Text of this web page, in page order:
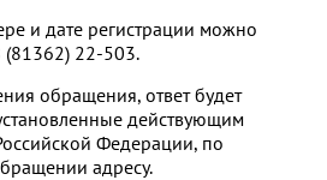
и дате регистрации можно
(81362) 22-503.
обращения, ответ будет
действующим
Федерации, по
адресу.